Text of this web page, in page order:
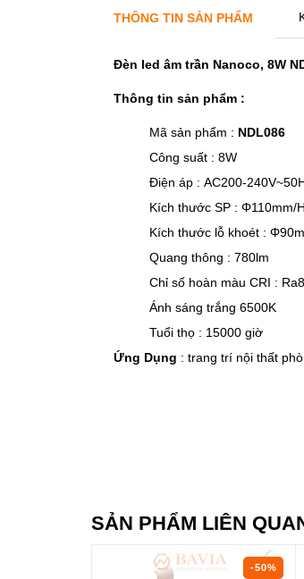
THÔNG TIN SẢN PHẨM
Đèn led âm trần Nanoco, 8W
Thông tin sản phẩm :
Mã sản phẩm : NDL086
Công suất : 8W
Điện áp : AC200-
Kích thước SP : Φ110mm/
Kích thước lỗ khoét :
Quang thông : 780lm
Chỉ số hoàn màu CRI :
Ánh sáng trắng 6500K
Tuổi thọ : 15000 giờ
Ứng Dụng : trang trí nội thất
SẢN PHẨM LIÊN
-50%